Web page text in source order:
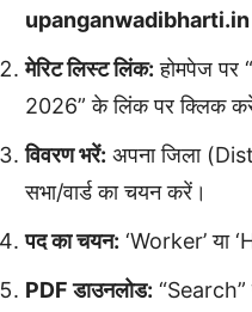
upanganwadibharti.in
मेरिट लिस्ट लिंक: होमपेज
2026” के लिंक पर क्लिक
विवरण भरें: अपना जिला
सभा/वार्ड का चयन करें।
पद का चयन: ‘Worker’ या
PDF डाउनलोड: “Search”